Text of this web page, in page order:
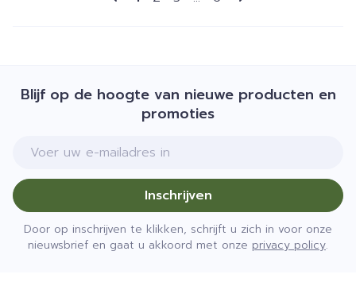
Blijf op de hoogte van nieuwe producten en
promoties
E-mail adres
Inschrijven
Door op inschrijven te klikken, schrijft u zich in voor onze
nieuwsbrief en gaat u akkoord met onze privacy policy.